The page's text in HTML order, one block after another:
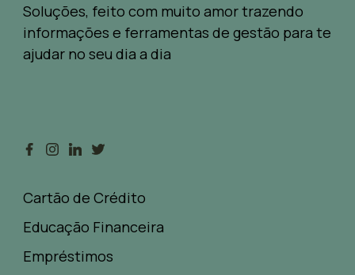
Soluções, feito com muito amor trazendo
informações e ferramentas de gestão para te
ajudar no seu dia a dia
Cartão de Crédito
Educação Financeira
Empréstimos